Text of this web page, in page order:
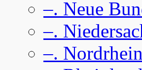
–. Neue
–.
–.